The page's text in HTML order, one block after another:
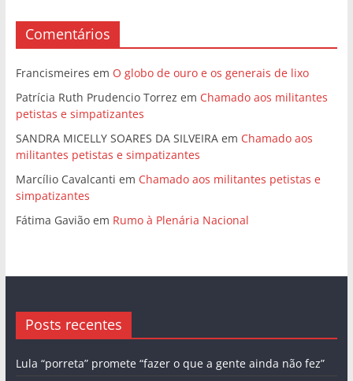
Comentários
Francismeires em O globo de ouro e os generais de lixo
Patrícia Ruth Prudencio Torrez em Chamado aos militantes
petistas e simpatizantes
SANDRA MICELLY SOARES DA SILVEIRAem Chamado aos
militantes petistas e simpatizantes
Marcílio Cavalcanti em Chamado aos militantes petistas e
simpatizantes
Fátima Gaviãoem Rumo à Plenária Nacional
Posts recentes
Lula “porreta” promete “fazer o que a gente ainda não fez”